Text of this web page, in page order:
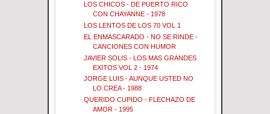
LOS CHICOS - DE PUERTO RICO
CON CHAYANNE - 1978
LOS LENTOS DE LOS 70 VOL 1
EL ENMASCARADO - NO SE RINDE -
CANCIONES CON HUMOR
JAVIER SOLIS - LOS MAS GRANDES
EXITOS VOL 2 - 1974
JORGE LUIS - AUNQUE USTED NO
LO CREA - 1988
QUERIDO CUPIDO - FLECHAZO DE
AMOR - 1995